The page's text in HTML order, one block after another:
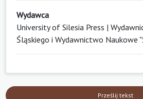
Wydawca
University of Silesia Press |
Śląskiego i Wydawnictwo Naukowe
Prześlij tekst